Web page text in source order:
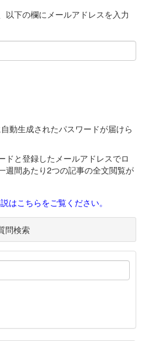
以下の欄にメールアドレスを入力
動生成されたパスワードが届けら
ドと登録したメールアドレスでロ
週間あたり2つの記事の全文閲覧が
はこちらをご覧ください。
問検索